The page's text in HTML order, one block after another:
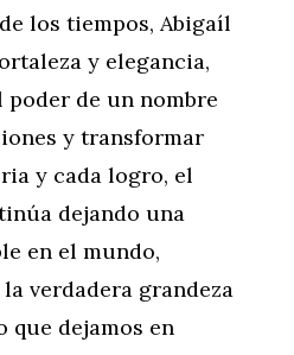
los tiempos, Abigaíl
y elegancia,
poder de un nombre
y transformar
y cada logro, el
dejando una
en el mundo,
verdadera grandeza
que dejamos en